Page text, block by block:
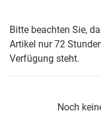
Bitte beachten Sie,
Artikel nur 72
Verfügung steht.
Noch